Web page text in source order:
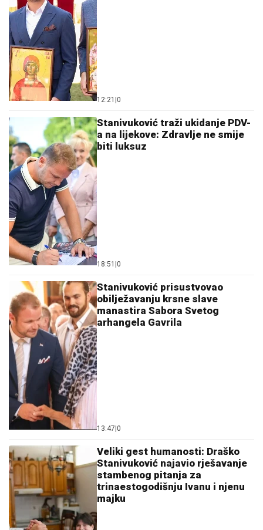
12:21 |0
Stanivuković traži ukidanje PDV-
a na lijekove: Zdravlje ne smije
biti luksuz
18:51 |0
Stanivuković prisustvovao
obilježavanju krsne slave
manastira Sabora Svetog
arhangela Gavrila
13:47|0
Veliki gest humanosti: Draško
Stanivuković najavio rješavanje
stambenog pitanja za
trinaestogodišnju Ivanu i njenu
majku